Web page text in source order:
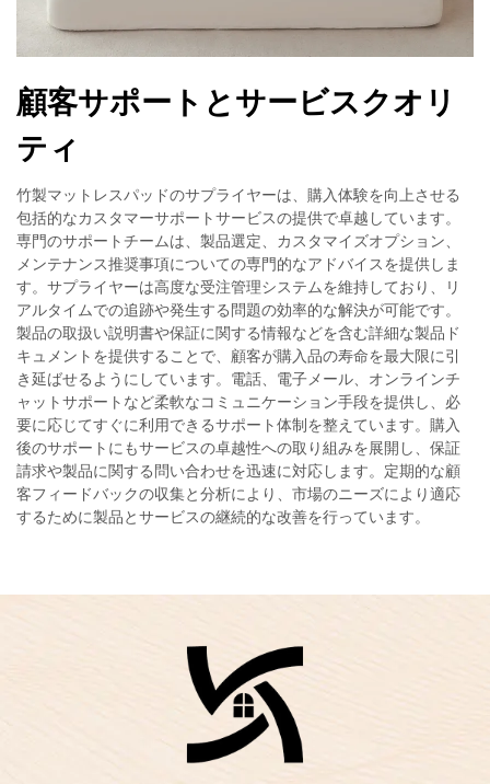
顧客サポートとサービスクオリ
ティ
竹製マットレスパッドのサプライヤーは、購入体験を向上させる
包括的なカスタマーサポートサービスの提供で卓越しています。
専門のサポートチームは、製品選定、カスタマイズオプション、
メンテナンス推奨事項についての専門的なアドバイスを提供しま
す。サプライヤーは高度な受注管理システムを維持しており、リ
アルタイムでの追跡や発生する問題の効率的な解決が可能です。
製品の取扱い説明書や保証に関する情報などを含む詳細な製品ド
キュメントを提供することで、顧客が購入品の寿命を最大限に引
き延ばせるようにしています。電話、電子メール、オンラインチ
ャットサポートなど柔軟なコミュニケーション手段を提供し、必
要に応じてすぐに利用できるサポート体制を整えています。購入
後のサポートにもサービスの卓越性への取り組みを展開し、保証
請求や製品に関する問い合わせを迅速に対応します。定期的な顧
客フィードバックの収集と分析により、市場のニーズにより適応
するために製品とサービスの継続的な改善を行っています。